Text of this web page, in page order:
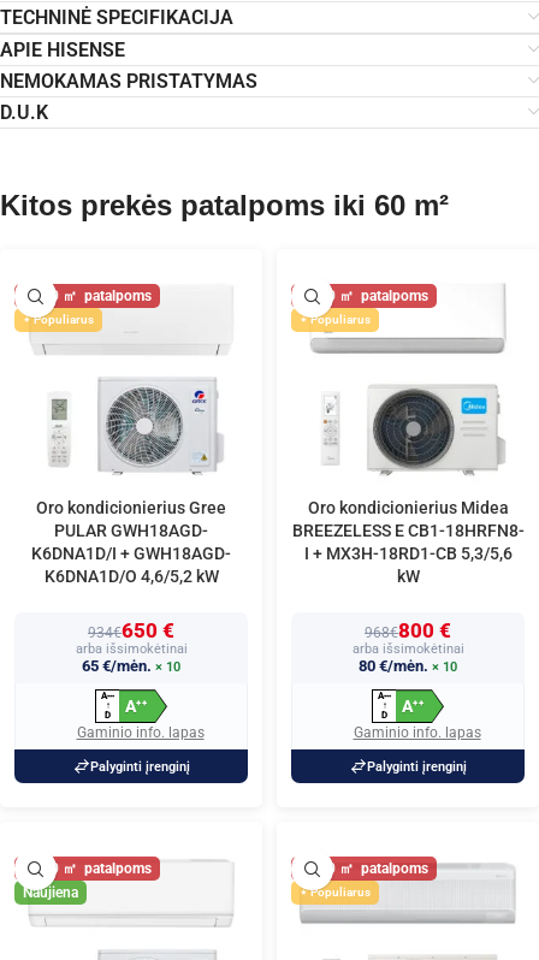
TECHNINĖ SPECIFIKACIJA
APIE HISENSE
NEMOKAMAS PRISTATYMAS
D.U.K
Kitos prekės patalpoms iki 60 m²
60
Populiarus
Oro kondicionierius Gree
PULAR GWH18AGD-
K6DNA1D/I + GWH18AGD-
K6DNA1D/O 4,6/5,2 kW
934€650 €
arba išsimokėtinai
65 €/mėn. × 10
A+++
↑
D
A++
Gaminio info. lapas
Palyginti įrenginį
60
Populiarus
Oro kondicionierius Midea
BREEZELESS E CB1-18HRFN8-
I + MX3H-18RD1-CB 5,3/5,6
kW
968€800 €
arba išsimokėtinai
80 €/mėn. × 10
A+++
↑
D
A++
Gaminio info. lapas
Palyginti įrenginį
60
Naujiena
60
Populiarus